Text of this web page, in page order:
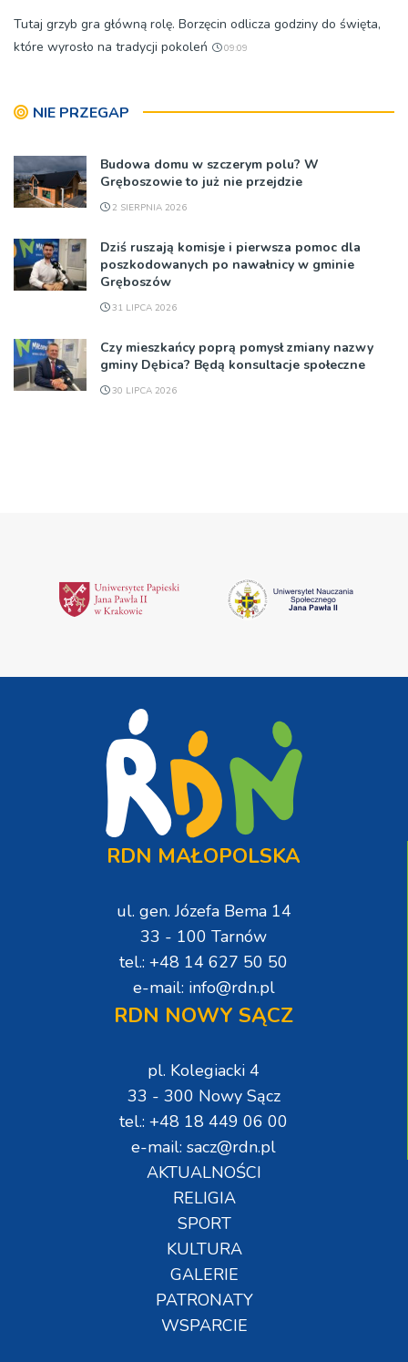
Tutaj grzyb gra główną rolę. Borzęcin odlicza godziny do święta,
które wyrosło na tradycji pokoleń
09:09
NIE PRZEGAP
Budowa domu w szczerym polu? W
Gręboszowie to już nie przejdzie
2 SIERPNIA 2026
Dziś ruszają komisje i pierwsza pomoc dla
poszkodowanych po nawałnicy w gminie
Gręboszów
31 LIPCA 2026
Czy mieszkańcy poprą pomysł zmiany nazwy
gminy Dębica? Będą konsultacje społeczne
30 LIPCA 2026
RDN MAŁOPOLSKA
ul. gen. Józefa Bema 14
33 - 100 Tarnów
tel.: +48 14 627 50 50
e-mail: info@rdn.pl
RDN NOWY SĄCZ
pl. Kolegiacki 4
33 - 300 Nowy Sącz
tel.: +48 18 449 06 00
e-mail: sacz@rdn.pl
AKTUALNOŚCI
RELIGIA
SPORT
KULTURA
GALERIE
PATRONATY
WSPARCIE